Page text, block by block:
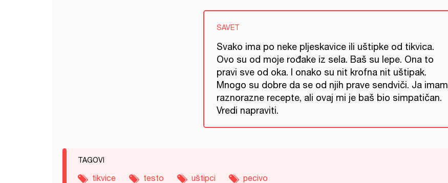
SAVET
Svako ima po neke pljeskavice ili uštipke od tikvica.
Ovo su od moje rođake iz sela. Baš su lepe. Ona to
pravi sve od oka. I onako su nit krofna nit uštipak.
Mnogo su dobre da se od njih prave sendviči. Ja imam
raznorazne recepte, ali ovaj mi je baš bio simpatičan.
Vredi napraviti.
TAGOVI
tikvice testo uštipci pecivo